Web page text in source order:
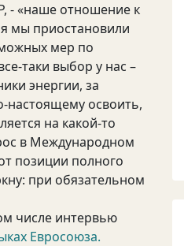
- «наше отношение к
мы приостановили
мер по
таки выбор у нас –
энергии, за
настоящему освоить,
на какой-то
в Международном
позиции полного
при обязательном
числе интервью
Евросоюза.